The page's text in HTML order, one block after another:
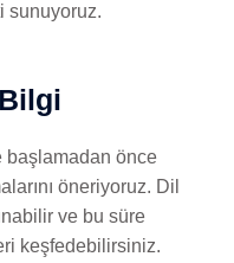
sunuyoruz.
başlamadan önce
öneriyoruz. Dil
ve bu süre
keşfedebilirsiniz.